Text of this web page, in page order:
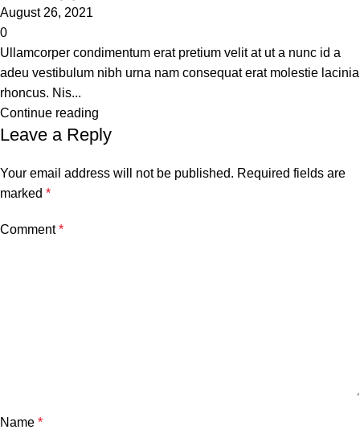
August 26, 2021
0
Ullamcorper condimentum erat pretium velit at ut a nunc id a
adeu vestibulum nibh urna nam consequat erat molestie lacinia
rhoncus. Nis...
Continue reading
Leave a Reply
Your email address will not be published. Required fields are
marked *
Comment*
Name *